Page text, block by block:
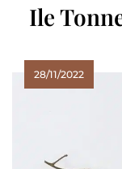
Ile
28/11/2022